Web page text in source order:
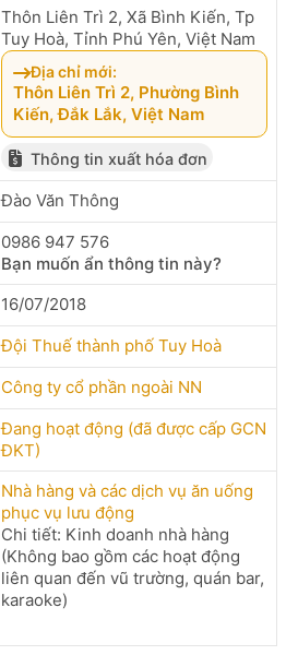
Thôn Liên Trì 2, Xã Bình Kiến, Tp
Tuy Hoà, Tỉnh Phú Yên, Việt Nam
Địa chỉ mới:
Thôn Liên Trì 2, Phường Bình
Kiến, Đắk Lắk, Việt Nam
Thông tin xuất hóa đơn
Đào Văn Thông
0986 947 576
Bạn muốn ẩn thông tin này?
16/07/2018
Đội Thuế thành phố Tuy Hoà
Công ty cổ phần ngoài NN
Đang hoạt động (đã được cấp GCN
ĐKT)
Nhà hàng và các dịch vụ ăn uống
phục vụ lưu động
Chi tiết: Kinh doanh nhà hàng
(Không bao gồm các hoạt động
liên quan đến vũ trường, quán bar,
karaoke)